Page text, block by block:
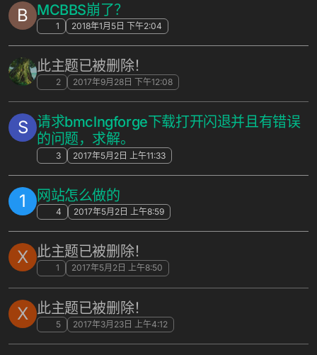
B MCBBS崩了？
1 2018年1月5日 下午2:04
此主题已被删除！
2 2017年9月28日 下午12:08
S 请求bmclngforge下载打开闪退并且有错误
的问题，求解。
3 2017年5月2日 上午11:33
1 网站怎么做的
4 2017年5月2日 上午8:59
X 此主题已被删除！
1 2017年5月2日 上午8:50
X 此主题已被删除！
5 2017年3月23日 上午4:12